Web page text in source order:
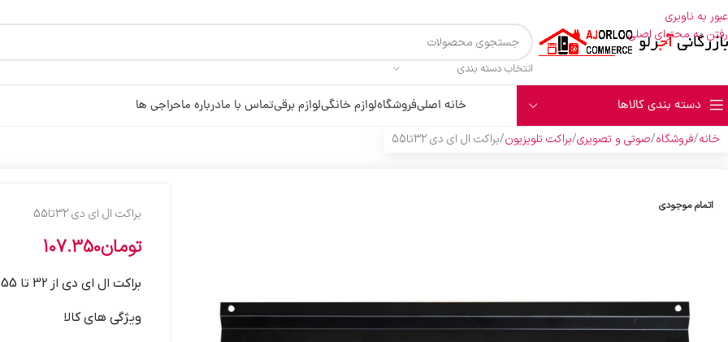
عبور به ناوبری
رفتن به محتوای اصلی
انتخاب دسته بندی
دسته بندی کالاها خانه اصلیفروشگاهلوازم خانگیلوازم برقیتماس با مادرباره ماحراجی ها
خانه فروشگاه صوتی و تصویری براکت تلویزیون براکت ال اي دي 32تا55
اتمام موجودی براکت ال اي دي 32تا55
تومان107.350
براکت ال ای دی از 32 تا 55 اینچ
ویژگی های کالا